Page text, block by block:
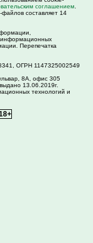
соглашением
составляет 14
информационных
Перепечатка
ОГРН 1147325002549
8А, офис 305
13.06.2019г.
технологий и